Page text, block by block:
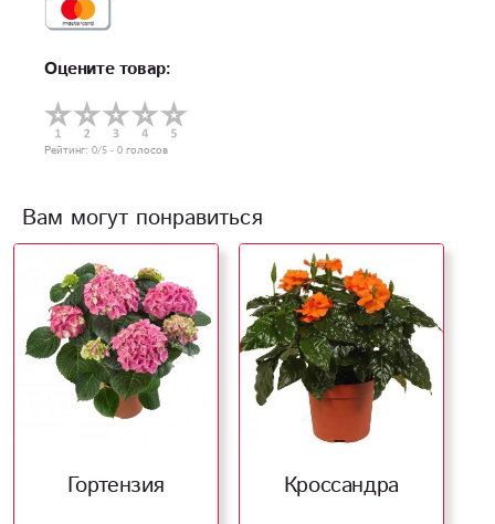
Оцените товар:
Рейтинг: 0/5 - 0 голосов
Вам могут понравиться
Гортензия Кроссандра